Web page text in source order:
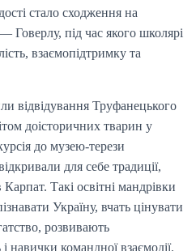
стало сходження на
під час якого школярі
взаємопідтримку та
відвідування Труфанецького
доісторичних тварин у
до музею-терези
для себе традиції,
Такі освітні мандрівки
Україну, вчать цінувати
розвивають
навички командної взаємодії.